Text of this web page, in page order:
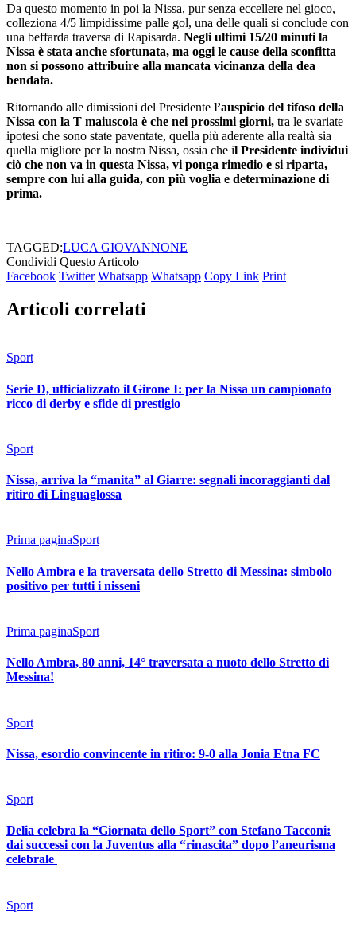
Da questo momento in poi la Nissa, pur senza eccellere nel gioco,
colleziona 4/5 limpidissime palle gol, una delle quali si conclude con
una beffarda traversa di Rapisarda. Negli ultimi 15/20 minuti la
Nissa è stata anche sfortunata, ma oggi le cause della sconfitta
non si possono attribuire alla mancata vicinanza della dea
bendata.
Ritornando alle dimissioni del Presidente l’auspicio del tifoso della
Nissa con la T maiuscola è che nei prossimi giorni, tra le svariate
ipotesi che sono state paventate, quella più aderente alla realtà sia
quella migliore per la nostra Nissa, ossia che il Presidente individui
ciò che non va in questa Nissa, vi ponga rimedio e si riparta,
sempre con lui alla guida, con più voglia e determinazione di
prima.
TAGGED:LUCA GIOVANNONE
Condividi Questo Articolo
Facebook Twitter Whatsapp Whatsapp Copy Link Print
Articoli correlati
Sport
Serie D, ufficializzato il Girone I: per la Nissa un campionato
ricco di derby e sfide di prestigio
Sport
Nissa, arriva la “manita” al Giarre: segnali incoraggianti dal
ritiro di Linguaglossa
Prima paginaSport
Nello Ambra e la traversata dello Stretto di Messina: simbolo
positivo per tutti i nisseni
Prima paginaSport
Nello Ambra, 80 anni, 14° traversata a nuoto dello Stretto di
Messina!
Sport
Nissa, esordio convincente in ritiro: 9-0 alla Jonia Etna FC
Sport
Delia celebra la “Giornata dello Sport” con Stefano Tacconi:
dai successi con la Juventus alla “rinascita” dopo l’aneurisma
celebrale
Sport